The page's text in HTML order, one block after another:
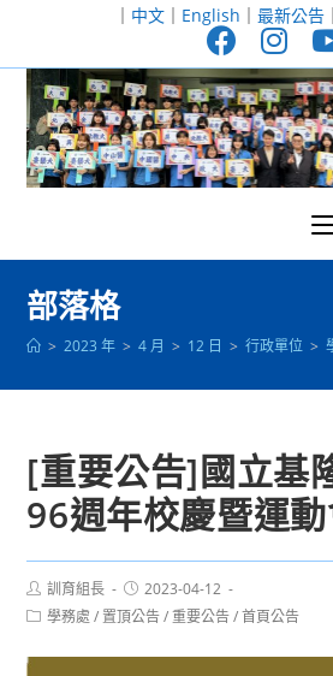
至
｜ 中文｜ English ｜ 最新公告｜
部落格
> 2023 年 > 4 月 > 12 日 > 行政單位 >
[重要公告]國立基
96週年校慶暨運
Post
author:
訓育組長
Post
published:
2023-04-12
Post學務處 / 置頂公告 / 重要公告 / 首頁公告